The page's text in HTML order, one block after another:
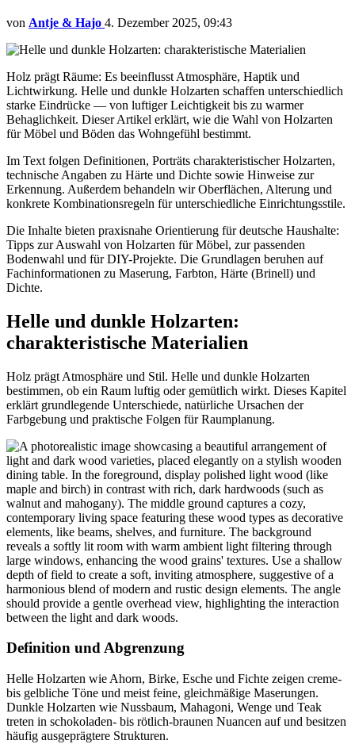
von Antje & Hajo 4. Dezember 2025, 09:43
Holz prägt Räume: Es beeinflusst Atmosphäre, Haptik und
Lichtwirkung. Helle und dunkle Holzarten schaffen unterschiedlich
starke Eindrücke — von luftiger Leichtigkeit bis zu warmer
Behaglichkeit. Dieser Artikel erklärt, wie die Wahl von Holzarten
für Möbel und Böden das Wohngefühl bestimmt.
Im Text folgen Definitionen, Porträts charakteristischer Holzarten,
technische Angaben zu Härte und Dichte sowie Hinweise zur
Erkennung. Außerdem behandeln wir Oberflächen, Alterung und
konkrete Kombinationsregeln für unterschiedliche Einrichtungsstile.
Die Inhalte bieten praxisnahe Orientierung für deutsche Haushalte:
Tipps zur Auswahl von Holzarten für Möbel, zur passenden
Bodenwahl und für DIY-Projekte. Die Grundlagen beruhen auf
Fachinformationen zu Maserung, Farbton, Härte (Brinell) und
Dichte.
Helle und dunkle Holzarten:
charakteristische Materialien
Holz prägt Atmosphäre und Stil. Helle und dunkle Holzarten
bestimmen, ob ein Raum luftig oder gemütlich wirkt. Dieses Kapitel
erklärt grundlegende Unterschiede, natürliche Ursachen der
Farbgebung und praktische Folgen für Raumplanung.
Definition und Abgrenzung
Helle Holzarten wie Ahorn, Birke, Esche und Fichte zeigen creme-
bis gelbliche Töne und meist feine, gleichmäßige Maserungen.
Dunkle Holzarten wie Nussbaum, Mahagoni, Wenge und Teak
treten in schokoladen- bis rötlich-braunen Nuancen auf und besitzen
häufig ausgeprägtere Strukturen.